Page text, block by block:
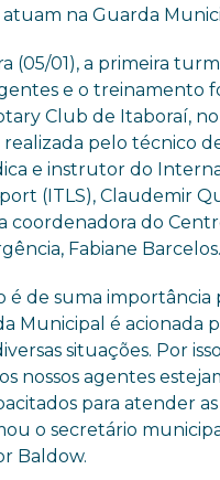
na Guarda
(05/01), a primeira
e o treinamento
Club de Itaboraí,
realizada pelo técnico
e instrutor do
(ITLS), Claudemir
coordenadora do
Fabiane Barcelos.
é de suma
Municipal é acionada
situações. Por
nossos agentes
para atender as
o secretário
Baldow.